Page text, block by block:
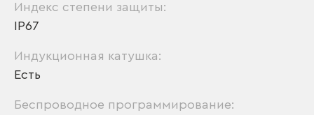
Индекс степени защиты:
IP67
Индукционная катушка:
Есть
Беспроводное программирование: